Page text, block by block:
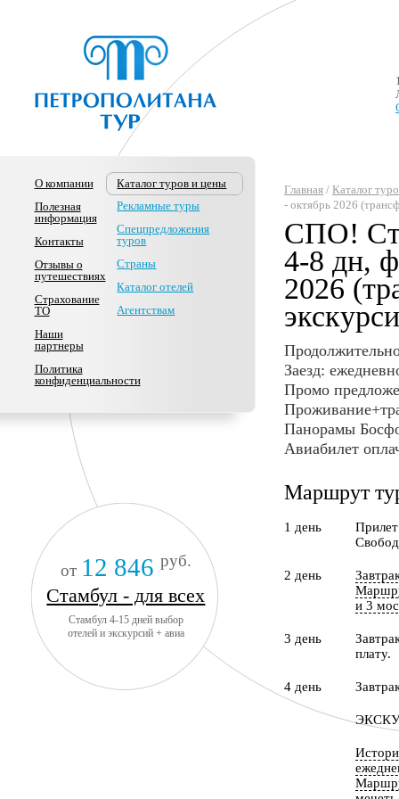
О компании
Полезная
информация
Контакты
Отзывы о
путешествиях
Страхование
ТО
Наши
партнеры
Политика
конфиденциальности
Каталог туров и цены
Рекламные туры
Спецпредложения
туров
Страны
Каталог отелей
Агентствам
от 12 846 руб.
Стамбул - для всех
Стамбул 4-15 дней выбор
отелей и экскурсий + авиа
Главная /Каталог
- октябрь 2026
СПО!
4-8 дн,
2026
Заезд:
Промо
Панорамы
Авиабилет
Маршрут
1 день
2 день
и 3
3 день
плату.
4 день